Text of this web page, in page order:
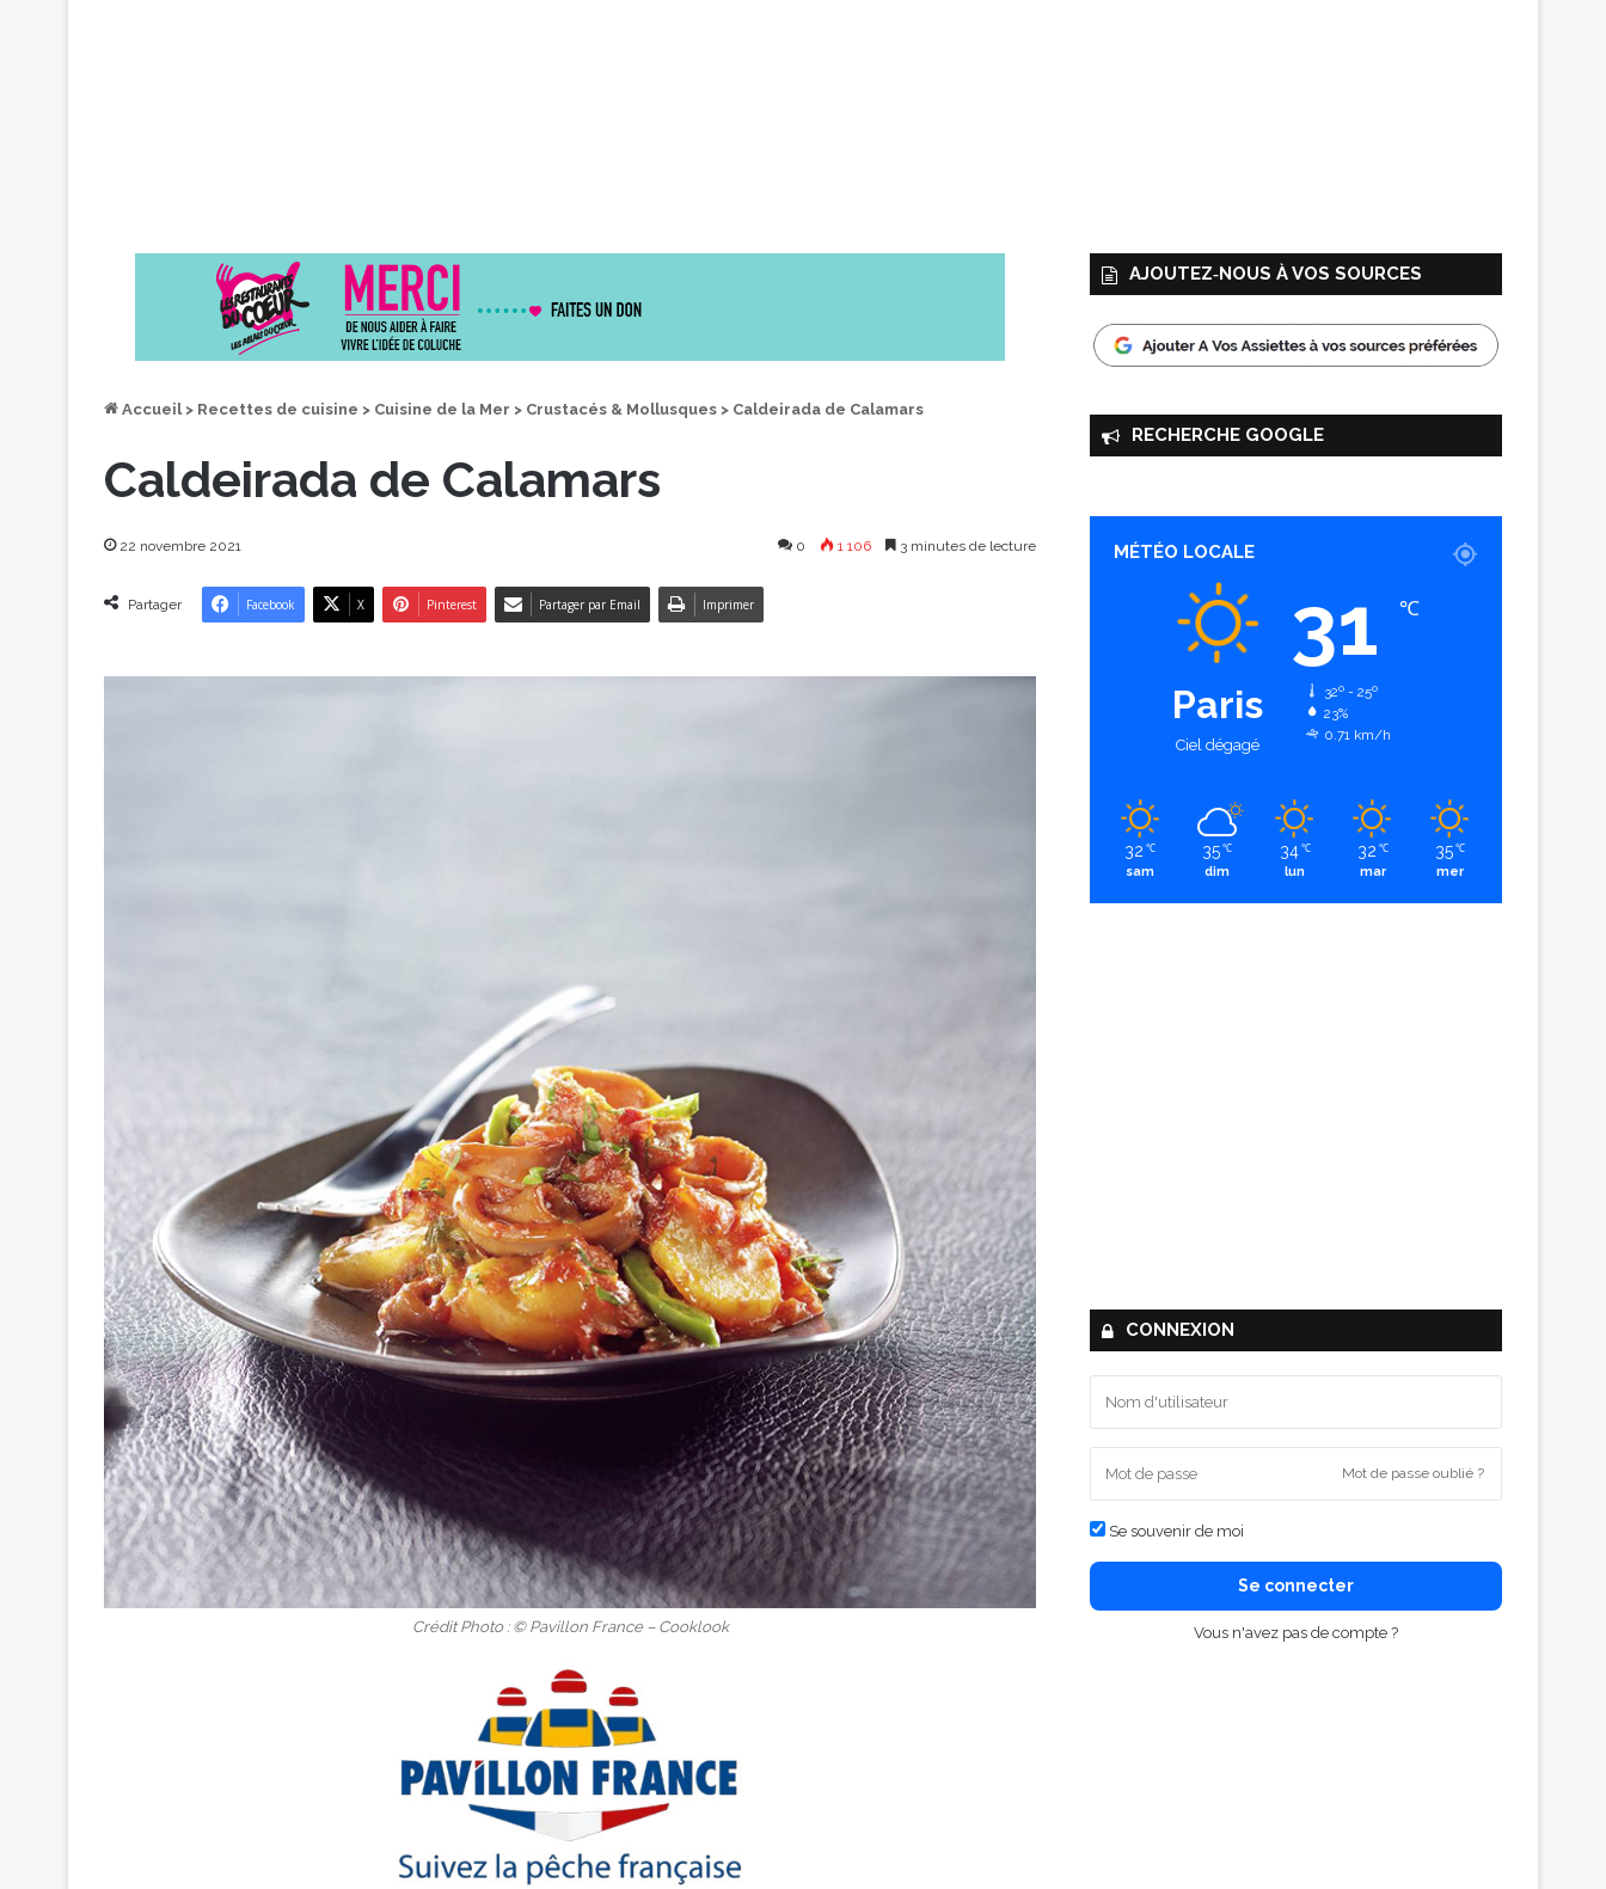
Accueil > Recettes de cuisine > Cuisine de la Mer > Crustacés & Mollusques > Caldeirada de Calamars
Caldeirada de Calamars
22 novembre 2021 0 1 106 3 minutes de lecture
Partager Facebook X Pinterest Partager par Email Imprimer
Crédit Photo : © Pavillon France – Cooklook
AJOUTEZ‑NOUS À VOS SOURCES
RECHERCHE GOOGLE
MÉTÉO LOCALE
Paris
Ciel dégagé
31 ℃
32º - 25º
23%
0.71 km/h
32 ℃
sam
35 ℃
dim
34 ℃
lun
32 ℃
mar
35 ℃
mer
CONNEXION
Mot de passe oublié ?
Se souvenir de moi
Se connecter
Vous n'avez pas de compte ?